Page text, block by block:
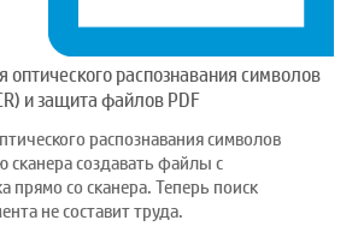
оптического распознавания символов
и защита файлов PDF
распознавания символов
создавать файлы с
прямо со сканера. Теперь поиск
не составит труда.